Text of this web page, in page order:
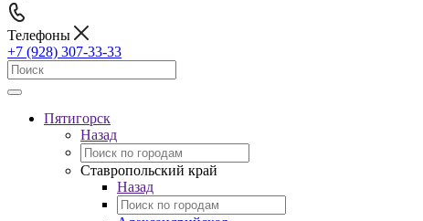
Телефоны
+7 (928) 307-33-33
Пятигорск
Назад
Ставропольский край
Назад